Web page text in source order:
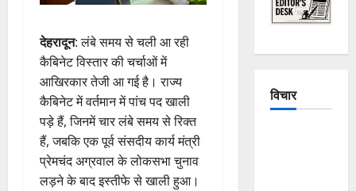
देहरादून: लंबे समय से चली आ रही
कैबिनेट विस्तार की चर्चाओं में
आखिरकार तेजी आ गई है। राज्य
कैबिनेट में वर्तमान में पांच पद खाली
पड़े हैं, जिनमें चार लंबे समय से रिक्त
हैं, जबकि एक पूर्व संसदीय कार्य मंत्री
प्रेमचंद अग्रवाल के लोकसभा चुनाव
लड़ने के बाद इस्तीफे से खाली हुआ।
विचार